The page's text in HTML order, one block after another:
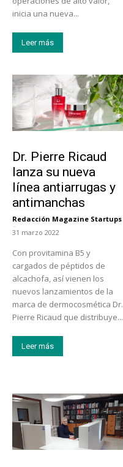
inicia una nueva...
Leer más
Dr. Pierre Ricaud
lanza su nueva
línea antiarrugas y
antimanchas
Redacción Magazine Startups
-
31 marzo 2022
Con provitamina B5 y
cargados de péptidos de
alcachofa, así vienen los
nuevos lanzamientos de la
marca de dermocosmética Dr.
Pierre Ricaud que distribuye...
Leer más